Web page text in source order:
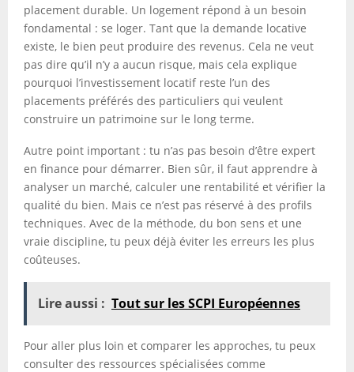
placement durable. Un logement répond à un besoin
fondamental : se loger. Tant que la demande locative
existe, le bien peut produire des revenus. Cela ne veut
pas dire qu’il n’y a aucun risque, mais cela explique
pourquoi l’investissement locatif reste l’un des
placements préférés des particuliers qui veulent
construire un patrimoine sur le long terme.
Autre point important : tu n’as pas besoin d’être expert
en finance pour démarrer. Bien sûr, il faut apprendre à
analyser un marché, calculer une rentabilité et vérifier la
qualité du bien. Mais ce n’est pas réservé à des profils
techniques. Avec de la méthode, du bon sens et une
vraie discipline, tu peux déjà éviter les erreurs les plus
coûteuses.
Lire aussi : Tout sur les SCPI Européennes
Pour aller plus loin et comparer les approches, tu peux
consulter des ressources spécialisées comme